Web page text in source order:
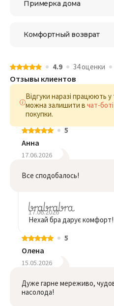
Примерка дома
Комфортный возврат
4.9 34 оценки
Отзывы клиентов
Відгуки наразі працюють
можна залишити в чат-
покупки.
5
Анна
17.06.2026
Все сподобалось!
17.06.2026
Нехай бра дарує
5
Олена
15.05.2026
Дуже гарне мереживо,
насолода!